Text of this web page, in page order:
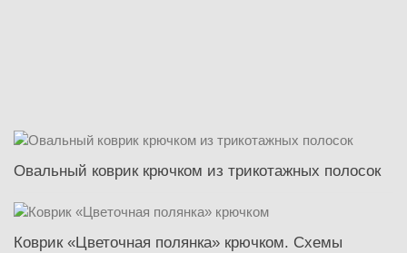
Овальный коврик крючком из трикотажных полосок
Коврик «Цветочная полянка» крючком. Схемы